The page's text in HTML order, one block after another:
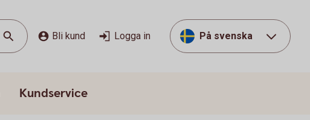
Bli kund Logga in På svenska
Kundservice